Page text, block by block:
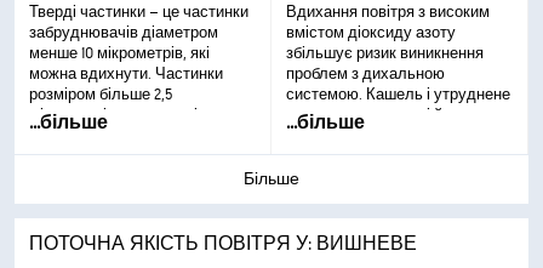
Тверді частинки – це частинки
забруднювачів діаметром
менше 10 мікрометрів, які
можна вдихнути. Частинки
розміром більше 2,5
мікрометрів можуть осідати в
спричиняє проблеми зі
очей і горла, кашлю або
утрудненого дихання та
...більше
Вдихання повітря з високим
вмістом діоксиду азоту
збільшує ризик виникнення
проблем з дихальною
системою. Кашель і утруднене
дихання – поширені й
здоров’ям, як-от респіраторні
інфекції, можуть виникати у
...більше
Більше
ПОТОЧНА ЯКІСТЬ ПОВІТРЯ У: ВИШНЕВЕ